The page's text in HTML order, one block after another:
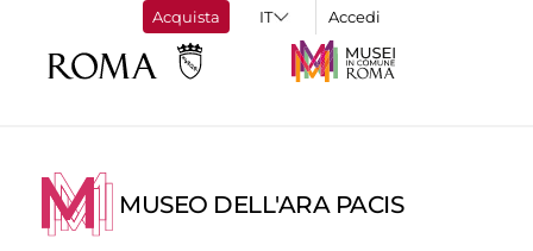
Acquista Accedi
MUSEO DELL'ARA PACIS